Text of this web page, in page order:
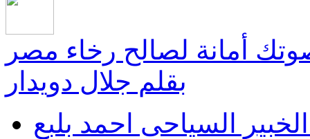
أمانة لصالح رخاء مصر
بقلم جلال دويدار
السياحى احمد بلبع